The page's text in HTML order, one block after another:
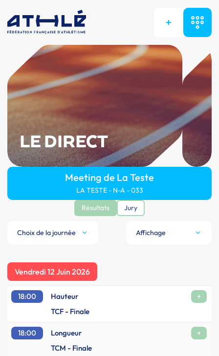
+
LE DIRECT
Meeting de La Teste
LA TESTE - N-A - 033
Résultats Jury
Choix de la journée Affichage
Vendredi 12 Juin 2026
18:00 Hauteur
+
TCF - Finale
18:00 Longueur
+
TCM - Finale